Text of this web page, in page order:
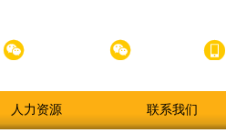
  
人力资源 联系我们